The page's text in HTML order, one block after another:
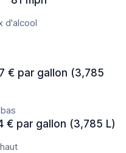
d'alcool
€ par gallon (3,785
€ par gallon (3,785 L)